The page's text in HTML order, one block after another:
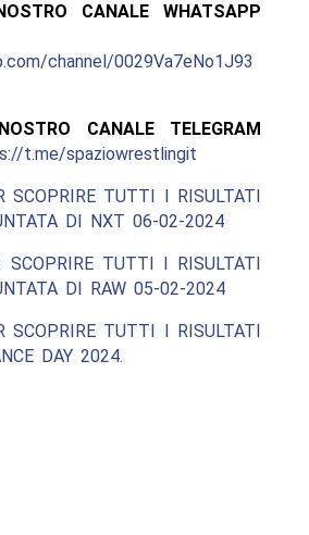
CANALE WHATSAPP
channel/0029Va7eNo1J93
CANALE TELEGRAM
t.me/spaziowrestlingit
SCOPRIRE TUTTI I RISULTATI
DI NXT 06-02-2024
SCOPRIRE TUTTI I RISULTATI
DI RAW 05-02-2024
SCOPRIRE TUTTI I RISULTATI
DAY 2024.